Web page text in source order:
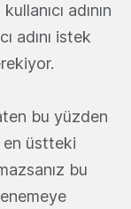
kullanıcı adının
adını istek
bu yüzden
en üstteki
bu